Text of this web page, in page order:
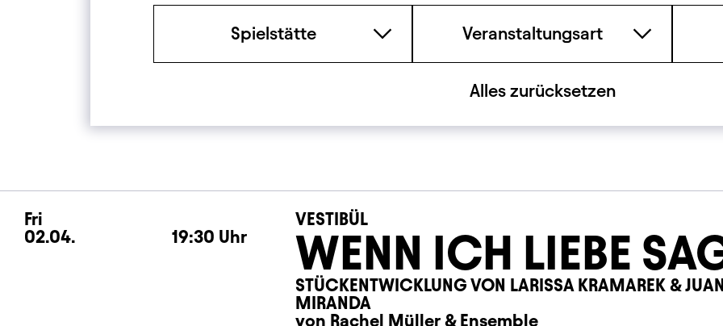
Filter
Spielstätte Filter
Veranstaltungsart
Alles zurücksetzen
Fri
02.04.
19:30 Uhr
VESTIBÜL
WENN ICH LIEBE
STÜCKENTWICKLUNG VON LARISSA KRAMAREK &
MIRANDA
von Rachel Müller &Ensemble